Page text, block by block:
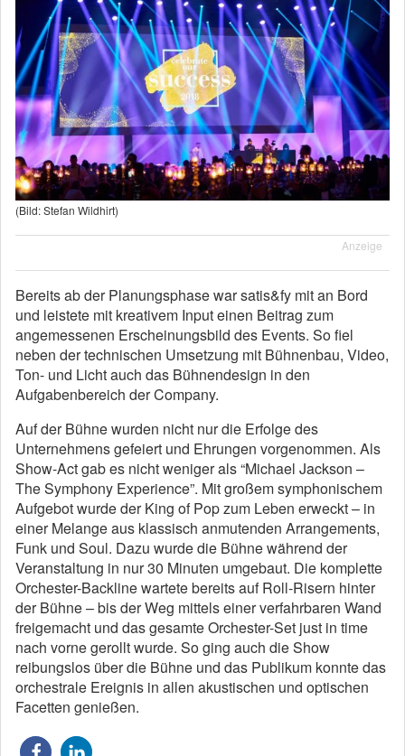
(Bild: Stefan Wildhirt)
Anzeige
Bereits ab der Planungsphase war satis&fy mit an Bord
und leistete mit kreativem Input einen Beitrag zum
angemessenen Erscheinungsbild des Events. So fiel
neben der technischen Umsetzung mit Bühnenbau, Video,
Ton- und Licht auch das Bühnendesign in den
Aufgabenbereich der Company.
Auf der Bühne wurden nicht nur die Erfolge des
Unternehmens gefeiert und Ehrungen vorgenommen. Als
Show-Act gab es nicht weniger als “Michael Jackson –
The Symphony Experience”. Mit großem symphonischem
Aufgebot wurde der King of Pop zum Leben erweckt – in
einer Melange aus klassisch anmutenden Arrangements,
Funk und Soul. Dazu wurde die Bühne während der
Veranstaltung in nur 30 Minuten umgebaut. Die komplette
Orchester-Backline wartete bereits auf Roll-Risern hinter
der Bühne – bis der Weg mittels einer verfahrbaren Wand
freigemacht und das gesamte Orchester-Set just in time
nach vorne gerollt wurde. So ging auch die Show
reibungslos über die Bühne und das Publikum konnte das
orchestrale Ereignis in allen akustischen und optischen
Facetten genießen.